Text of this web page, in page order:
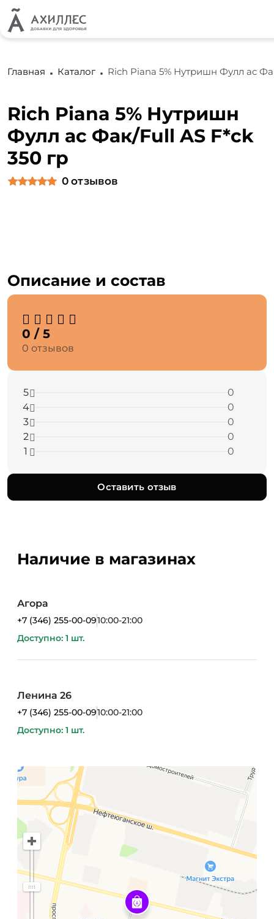
Главная Каталог Rich Piana 5% Нутришн Фулл ас
Rich Piana 5% Нутришн
Фулл ас Фак/Full AS F*ck
350 гр
0 отзывов
Описание и состав
0 / 5
0 отзывов
5
0
4
0
3
0
2
0
1
0
Оставить отзыв
Наличие в магазинах
Агора
+7 (346) 255-00-0910:00-21:00
Доступно: 1 шт.
Ленина 26
+7 (346) 255-00-0910:00-21:00
Доступно: 1 шт.